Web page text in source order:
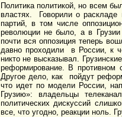
Политика политикой, но всем
властях. Говорили о раскладе
партий, в том числе
революции не было, а в Грузии
почти вся оппозиция теперь
давно проходили в России, к
никто не высказывал.
реформирование. В противном
Другое дело, как пойдут
что идет по модели России,
Грузию»: владельцы
политических дискуссий
все, что угодно, реакции ноль.